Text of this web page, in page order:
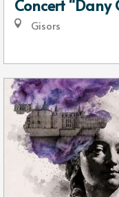
Concert "Dany
Gisors